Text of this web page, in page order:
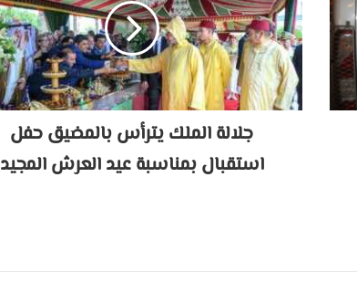
جلالة الملك يترأس بالمضيق حفل
استقبال بمناسبة عيد العرش المجيد